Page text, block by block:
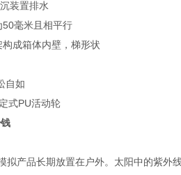
装置排水
毫米且相平行
成箱体内壁，梯形状
自如
式PU活动轮
拟产品长期放置在户外。太阳中的紫